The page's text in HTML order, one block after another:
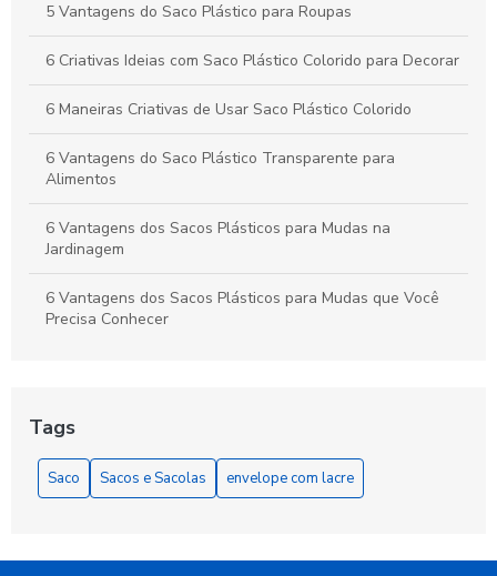
5 Vantagens do Saco Plástico para Roupas
6 Criativas Ideias com Saco Plástico Colorido para Decorar
6 Maneiras Criativas de Usar Saco Plástico Colorido
6 Vantagens do Saco Plástico Transparente para
Alimentos
6 Vantagens dos Sacos Plásticos para Mudas na
Jardinagem
6 Vantagens dos Sacos Plásticos para Mudas que Você
Precisa Conhecer
Benefícios do Saco Plástico Transparente
Benefícios do Saco Polipropileno
Tags
Saco Sacos e Sacolas envelope com lacre